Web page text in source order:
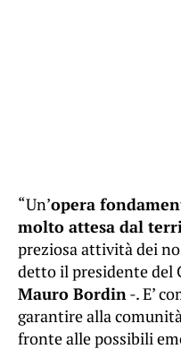
“Un’opera
molto attesa dal
preziosa attività dei
detto il presidente del
Mauro Bordin-. E’
garantire alla
fronte alle possibili